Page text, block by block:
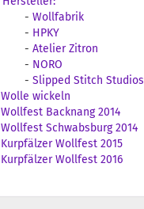
- Wollfabrik
- HPKY
- Atelier Zitron
- NORO
- Slipped Stitch Studios
Wolle wickeln
Wollfest Backnang 2014
Wollfest Schwabsburg 2014
Kurpfälzer Wollfest 2015
Kurpfälzer Wollfest 2016